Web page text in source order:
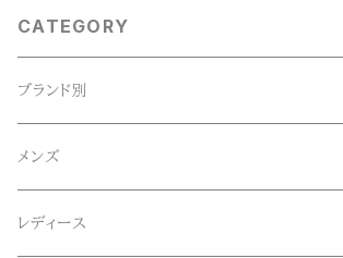
CATEGORY
ブランド別
ACE SNKR(エーススニーカー)
Anapau,Seaing,ANAPAU UG
メンズ
トップス
レディース